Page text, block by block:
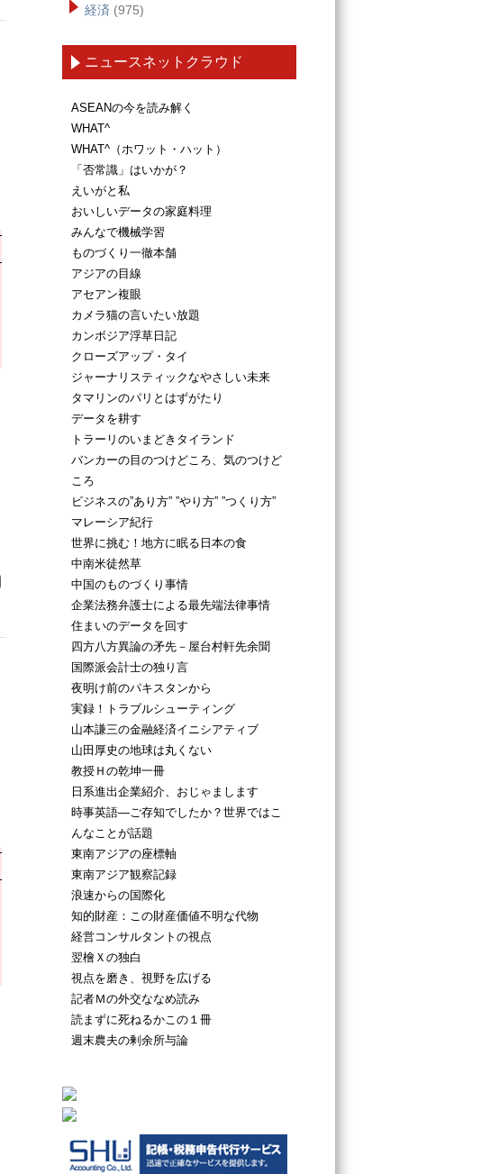
経済 (975)
ニュースネットクラウド
ASEANの今を読み解く
WHAT^
WHAT^（ホワット・ハット）
「否常識」はいかが？
えいがと私
おいしいデータの家庭料理
みんなで機械学習
ものづくり一徹本舗
アジアの目線
アセアン複眼
カメラ猫の言いたい放題
カンボジア浮草日記
クローズアップ・タイ
ジャーナリスティックなやさしい未来
タマリンのパリとはずがたり
データを耕す
トラーリのいまどきタイランド
バンカーの目のつけどころ、気のつけど
ころ
ビジネスの”あり方” ”やり方” ”つくり方”
マレーシア紀行
世界に挑む！地方に眠る日本の食
中南米徒然草
中国のものづくり事情
企業法務弁護士による最先端法律事情
住まいのデータを回す
四方八方異論の矛先－屋台村軒先余聞
国際派会計士の独り言
夜明け前のパキスタンから
実録！トラブルシューティング
山本謙三の金融経済イニシアティブ
山田厚史の地球は丸くない
教授Ｈの乾坤一冊
日系進出企業紹介、おじゃまします
時事英語―ご存知でしたか？世界ではこ
んなことが話題
東南アジアの座標軸
東南アジア観察記録
浪速からの国際化
知的財産：この財産価値不明な代物
経営コンサルタントの視点
翌檜Ｘの独白
視点を磨き、視野を広げる
記者Ｍの外交ななめ読み
読まずに死ねるかこの１冊
週末農夫の剰余所与論